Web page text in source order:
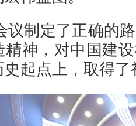
议制定了正确的
精神，对中国建
史起点上，取得了